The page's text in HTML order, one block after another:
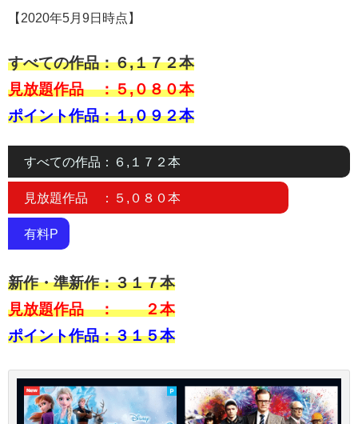
【2020年5月9日時点】
すべての作品：６,１７２本
見放題作品 ：５,０８０本
ポイント作品：１,０９２本
すべての作品：６,１７２本
見放題作品 ：５,０８０本
有料P
新作・準新作：３１７本
見放題作品 ： ２本
ポイント作品：３１５本